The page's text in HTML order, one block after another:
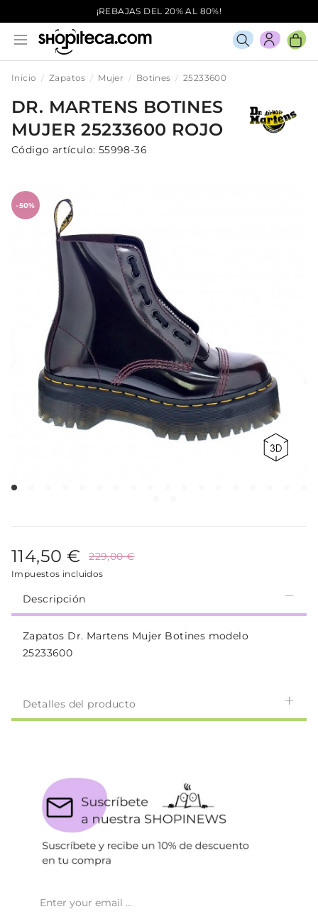
¡REBAJAS DEL 20% AL 80%!
Inicio Zapatos Mujer Botines 25233600
DR. MARTENS BOTINES
MUJER25233600 ROJO
Código artículo: 55998-36
-50%
114,50 € 229,00 €
Impuestos incluidos
Descripción
Zapatos Dr. Martens Mujer Botines modelo
25233600
Detalles del producto